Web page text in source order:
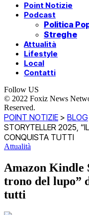
Point Notizie
Podcast
Politica
Streghe
Attualità
Lifestyle
Local
Contatti
Follow US
© 2022 Foxiz News
Reserved.
POINT NOTIZIE > BLOG
STORYTELLER 2025,
CONQUISTA TUTTI
Attualità
Amazon Kindle
trono del lupo”
tutti